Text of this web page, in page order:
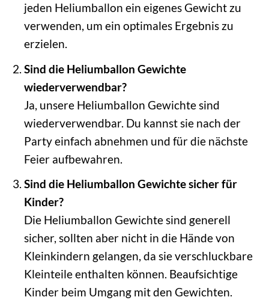
jeden Heliumballon ein eigenes Gewicht zu
verwenden, um ein optimales Ergebnis zu
erzielen.
Sind die Heliumballon Gewichte
wiederverwendbar?
Ja, unsere Heliumballon Gewichte sind
wiederverwendbar. Du kannst sie nach der
Party einfach abnehmen und für die nächste
Feier aufbewahren.
Sind die Heliumballon Gewichte sicher für
Kinder?
Die Heliumballon Gewichte sind generell
sicher, sollten aber nicht in die Hände von
Kleinkindern gelangen, da sie verschluckbare
Kleinteile enthalten können. Beaufsichtige
Kinder beim Umgang mit den Gewichten.